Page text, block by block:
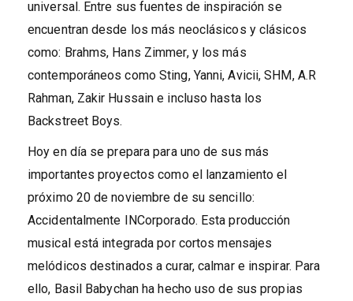
universal. Entre sus fuentes de inspiración se
encuentran desde los más neoclásicos y clásicos
como: Brahms, Hans Zimmer, y los más
contemporáneos como Sting, Yanni, Avicii, SHM, A.R
Rahman, Zakir Hussain e incluso hasta los
Backstreet Boys.
Hoy en día se prepara para uno de sus más
importantes proyectos como el lanzamiento el
próximo 20 de noviembre de su sencillo:
Accidentalmente INCorporado. Esta producción
musical está integrada por cortos mensajes
melódicos destinados a curar, calmar e inspirar. Para
ello, Basil Babychan ha hecho uso de sus propias